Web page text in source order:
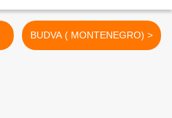
BUDVA ( MONTENEGRO) >